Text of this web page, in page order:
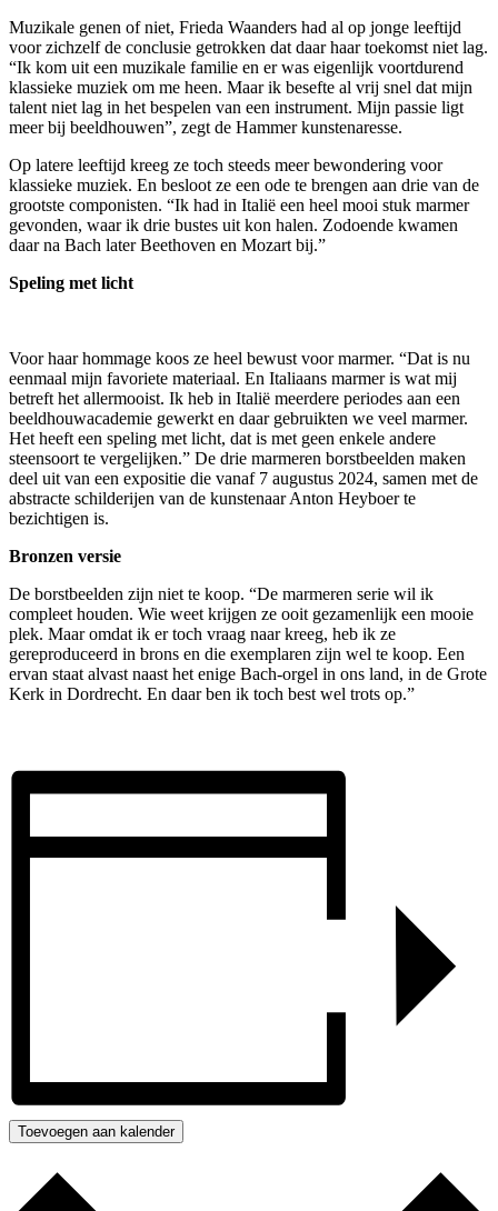
Muzikale genen of niet, Frieda Waanders had al op jonge leeftijd
voor zichzelf de conclusie getrokken dat daar haar toekomst niet lag.
“Ik kom uit een muzikale familie en er was eigenlijk voortdurend
klassieke muziek om me heen. Maar ik besefte al vrij snel dat mijn
talent niet lag in het bespelen van een instrument. Mijn passie ligt
meer bij beeldhouwen”, zegt de Hammer kunstenaresse.
Op latere leeftijd kreeg ze toch steeds meer bewondering voor
klassieke muziek. En besloot ze een ode te brengen aan drie van de
grootste componisten. “Ik had in Italië een heel mooi stuk marmer
gevonden, waar ik drie bustes uit kon halen. Zodoende kwamen
daar na Bach later Beethoven en Mozart bij.”
Speling met licht
Voor haar hommage koos ze heel bewust voor marmer. “Dat is nu
eenmaal mijn favoriete materiaal. En Italiaans marmer is wat mij
betreft het allermooist. Ik heb in Italië meerdere periodes aan een
beeldhouwacademie gewerkt en daar gebruikten we veel marmer.
Het heeft een speling met licht, dat is met geen enkele andere
steensoort te vergelijken.” De drie marmeren borstbeelden maken
deel uit van een expositie die vanaf 7 augustus 2024, samen met de
abstracte schilderijen van de kunstenaar Anton Heyboer te
bezichtigen is.
Bronzen versie
De borstbeelden zijn niet te koop. “De marmeren serie wil ik
compleet houden. Wie weet krijgen ze ooit gezamenlijk een mooie
plek. Maar omdat ik er toch vraag naar kreeg, heb ik ze
gereproduceerd in brons en die exemplaren zijn wel te koop. Een
ervan staat alvast naast het enige Bach-orgel in ons land, in de Grote
Kerk in Dordrecht. En daar ben ik toch best wel trots op.”
Toevoegen aan kalender